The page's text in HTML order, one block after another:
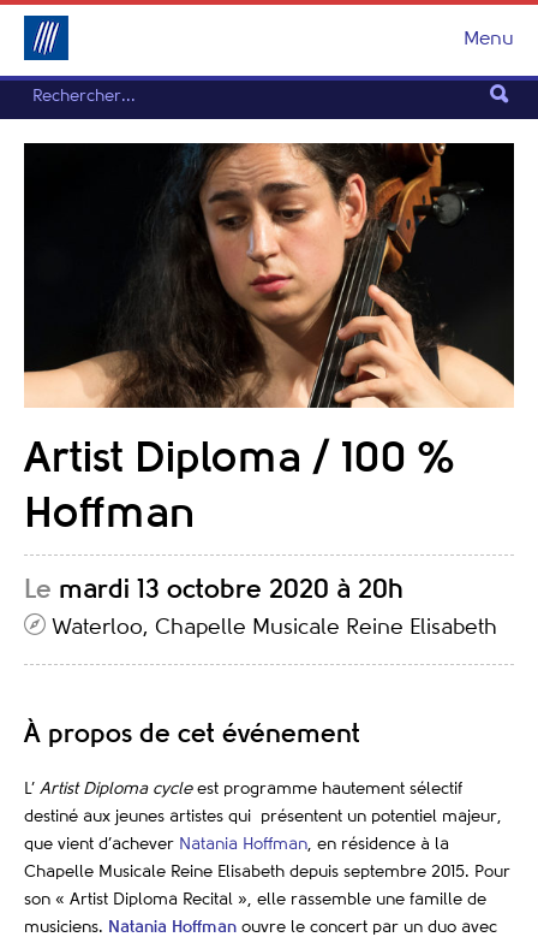
Menu
Artist Diploma / 100 %
Hoffman
Le mardi 13 octobre 2020 à 20h
Waterloo, Chapelle Musicale Reine Elisabeth
À propos de cet événement
L’ Artist Diploma cycleest programme hautement sélectif
destiné aux jeunes artistes qui présentent un potentiel majeur,
que vient d’achever Natania Hoffman, en résidence à la
Chapelle Musicale Reine Elisabeth depuis septembre 2015. Pour
son « Artist Diploma Recital », elle rassemble une famille de
musiciens. Natania Hoffman ouvre le concert par un duo avec